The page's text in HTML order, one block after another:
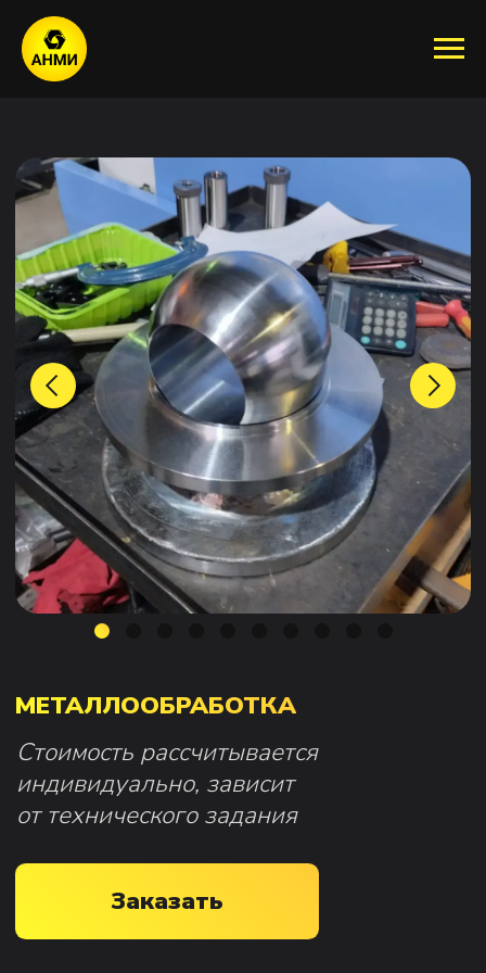
Стоимость рассчитывается
индивидуально, зависит
от технического задания
МЕТАЛЛООБРАБОТКА
Заказать
Мы выполняемкомплексную
станках с ЧПУ, строго по чертежам
заказчика, с контролем качества
на каждом этапе производства.
включают:
точнуютокарную, фрезерную
деталей